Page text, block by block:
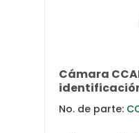
Cámara
No. de parte: